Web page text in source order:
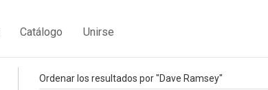
Catálogo Unirse
Ordenar los resultados por "Dave Ramsey"